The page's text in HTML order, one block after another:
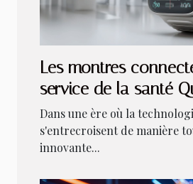
Les montres
service de la santé
les meilleurs
suivi médical
Dans une ère où la
s'entrecroisent de manière
innovante...